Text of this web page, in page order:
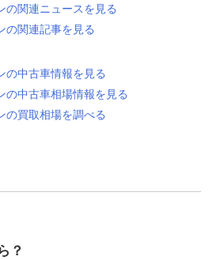
の関連ニュースを見る
の関連記事を見る
の中古車情報を見る
の中古車相場情報を見る
の買取相場を調べる
？